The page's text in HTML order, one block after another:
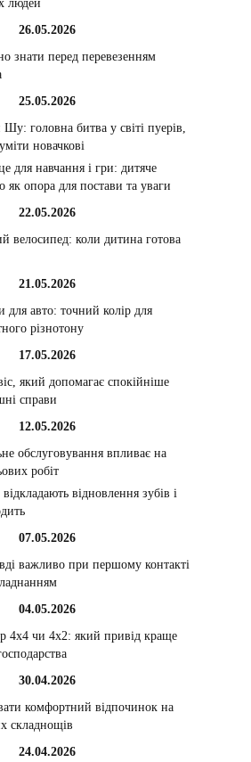
людей
26.05.2026
знати перед перевезенням
25.05.2026
головна битва у світі пуерів,
новачкові
для навчання і гри: дитяче
як опора для постави та уваги
22.05.2026
велосипед: коли дитина готова
21.05.2026
для авто: точний колір для
різнотону
17.05.2026
який допомагає спокійніше
справи
12.05.2026
обслуговування впливає на
робіт
відновлення зубів і
07.05.2026
важливо при першому контакті
04.05.2026
4х4 чи 4х2: який привід краще
30.04.2026
комфортний відпочинок на
складнощів
24.04.2026